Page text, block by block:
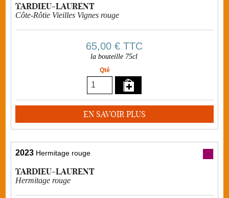
TARDIEU-LAURENT
Côte-Rôtie Vieilles Vignes rouge
65,00 €TTC
la bouteille 75cl
Qté
EN SAVOIR PLUS
2023 Hermitage rouge
TARDIEU-LAURENT
Hermitage rouge